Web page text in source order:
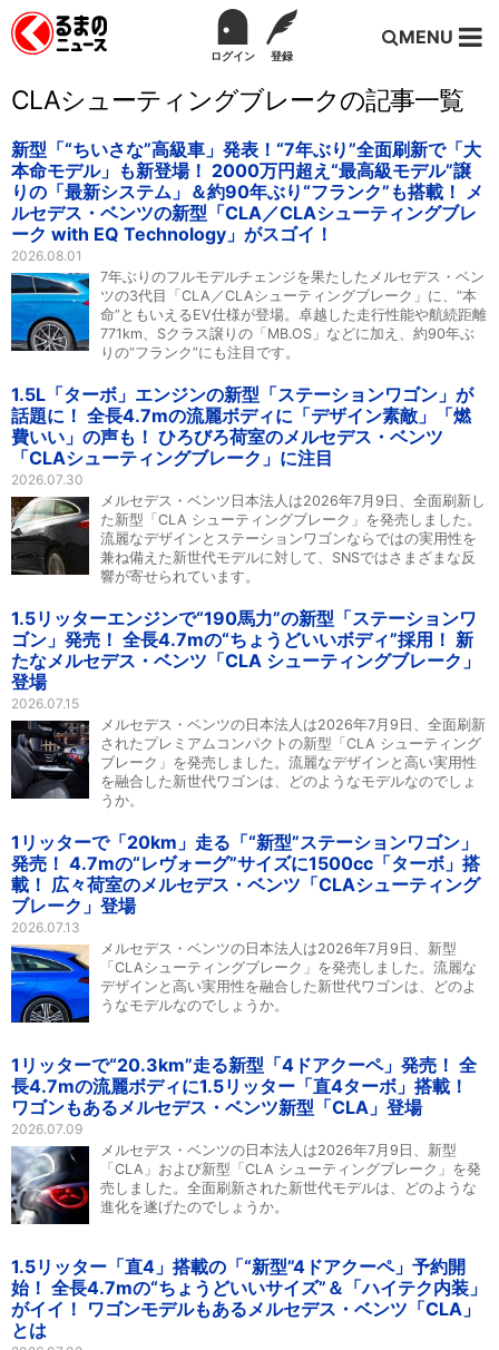
ログイン 登録
MENU
CLAシューティングブレークの記事一覧
新型「“ちいさな”高級車」発表！“7年ぶり”全面刷新で「大
本命モデル」も新登場！ 2000万円超え“最高級モデル”譲
りの「最新システム」＆約90年ぶり“フランク”も搭載！ メ
ルセデス・ベンツの新型「CLA／CLAシューティングブレ
ーク with EQ Technology」がスゴイ！
2026.08.01
7年ぶりのフルモデルチェンジを果たしたメルセデス・ベン
ツの3代目「CLA／CLAシューティングブレーク」に、“本
命”ともいえるEV仕様が登場。卓越した走行性能や航続距離
771km、Sクラス譲りの「MB.OS」などに加え、約90年ぶ
りの“フランク”にも注目です。
1.5L「ターボ」エンジンの新型「ステーションワゴン」が
話題に！ 全長4.7mの流麗ボディに「デザイン素敵」「燃
費いい」の声も！ ひろびろ荷室のメルセデス・ベンツ
「CLAシューティングブレーク」に注目
2026.07.30
メルセデス・ベンツ日本法人は2026年7月9日、全面刷新し
た新型「CLA シューティングブレーク」を発売しました。
流麗なデザインとステーションワゴンならではの実用性を
兼ね備えた新世代モデルに対して、SNSではさまざまな反
響が寄せられています。
1.5リッターエンジンで“190馬力”の新型「ステーションワ
ゴン」発売！ 全長4.7mの“ちょうどいいボディ”採用！ 新
たなメルセデス・ベンツ「CLA シューティングブレーク」
登場
2026.07.15
メルセデス・ベンツの日本法人は2026年7月9日、全面刷新
されたプレミアムコンパクトの新型「CLA シューティング
ブレーク」を発売しました。流麗なデザインと高い実用性
を融合した新世代ワゴンは、どのようなモデルなのでしょ
うか。
1リッターで「20km」走る「“新型”ステーションワゴン」
発売！ 4.7mの“レヴォーグ”サイズに1500cc「ターボ」搭
載！ 広々荷室のメルセデス・ベンツ「CLAシューティング
ブレーク」登場
2026.07.13
メルセデス・ベンツの日本法人は2026年7月9日、新型
「CLAシューティングブレーク」を発売しました。流麗な
デザインと高い実用性を融合した新世代ワゴンは、どのよ
うなモデルなのでしょうか。
1リッターで“20.3km”走る新型「4ドアクーペ」発売！ 全
長4.7mの流麗ボディに1.5リッター「直4ターボ」搭載！
ワゴンもあるメルセデス・ベンツ新型「CLA」登場
2026.07.09
メルセデス・ベンツの日本法人は2026年7月9日、新型
「CLA」および新型「CLA シューティングブレーク」を発
売しました。全面刷新された新世代モデルは、どのような
進化を遂げたのでしょうか。
1.5リッター「直4」搭載の「“新型”4ドアクーペ」予約開
始！ 全長4.7mの“ちょうどいいサイズ”＆「ハイテク内装」
がイイ！ ワゴンモデルもあるメルセデス・ベンツ「CLA」
とは